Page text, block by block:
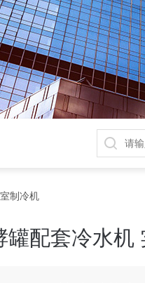
制冷机
罐配套冷水机